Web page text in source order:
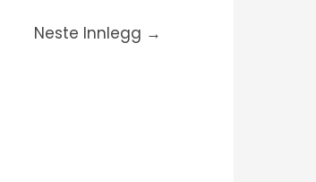
Neste Innlegg →